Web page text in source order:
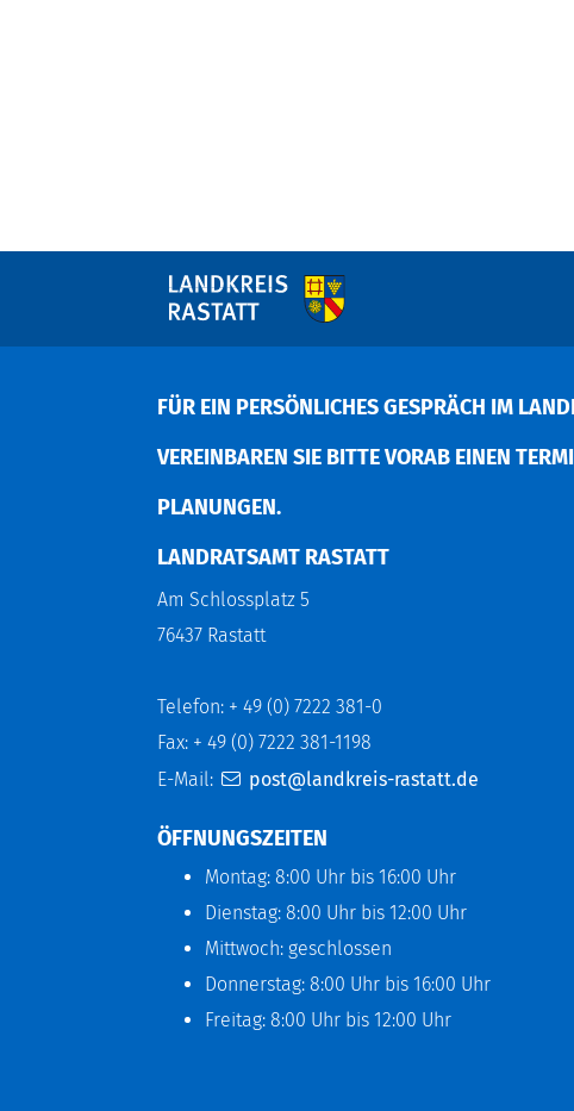
FÜR EIN PERSÖNLICHES GESPRÄCH IM
EREINBAREN SIE BITTE VORAB EINEN
LANUNGEN.
LANDRATSAMT RASTATT
Am Schlossplatz 5
76437 Rastatt
Telefon: + 49 (0) 7222 381-0
Fax: + 49 (0) 7222 381-1198
E-Mail:
post@landkreis-rastatt.de
ÖFFNUNGSZEITEN
Montag: 8:00 Uhr bis 16:00 Uhr
Dienstag: 8:00 Uhr bis 12:00 Uhr
Mittwoch: geschlossen
Donnerstag: 8:00 Uhr bis 16:00 Uhr
Freitag: 8:00 Uhr bis 12:00 Uhr